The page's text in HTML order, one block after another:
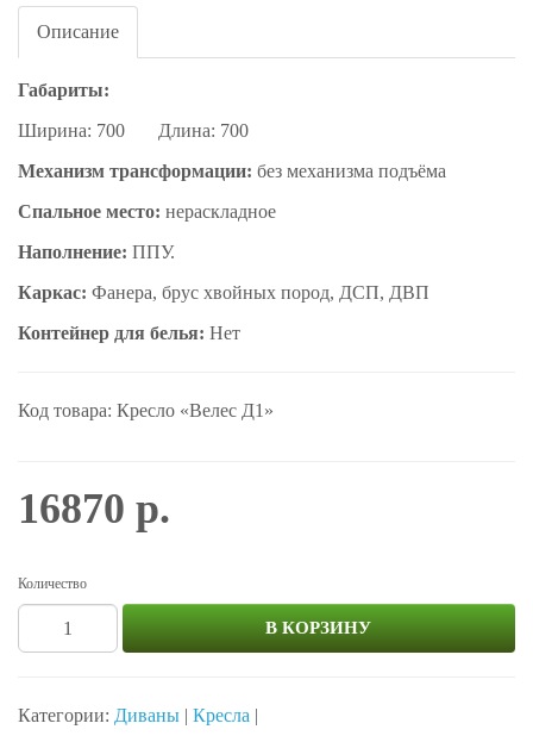
Описание
Габариты:
Ширина: 700 Длина: 700
Механизм трансформации: без механизма подъёма
Спальное место: нераскладное
Наполнение: ППУ.
Каркас: Фанера, брус хвойных пород, ДСП, ДВП
Контейнер для белья: Нет
Код товара: Кресло «Велес Д1»
16870 р.
Количество
В КОРЗИНУ
Категории: Диваны | Кресла |